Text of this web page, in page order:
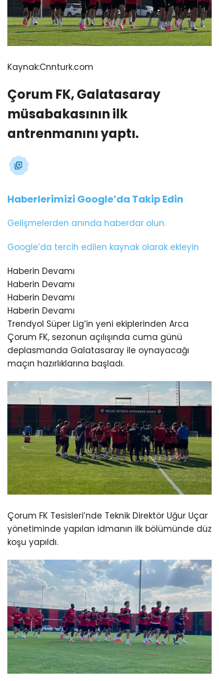
Kaynak:Cnnturk.com
Çorum FK, Galatasaray
müsabakasının ilk
antrenmanını yaptı.
Haberlerimizi Google’da Takip Edin
Gelişmelerden anında haberdar olun.
Google’da tercih edilen kaynak olarak ekleyin
Haberin Devamı
Haberin Devamı
Haberin Devamı
Haberin Devamı
Trendyol Süper Lig’in yeni ekiplerinden Arca
Çorum FK, sezonun açılışında cuma günü
deplasmanda Galatasaray ile oynayacağı
maçın hazırlıklarına başladı.
Çorum FK Tesisleri’nde Teknik Direktör Uğur Uçar
yönetiminde yapılan idmanın ilk bölümünde düz
koşu yapıldı.